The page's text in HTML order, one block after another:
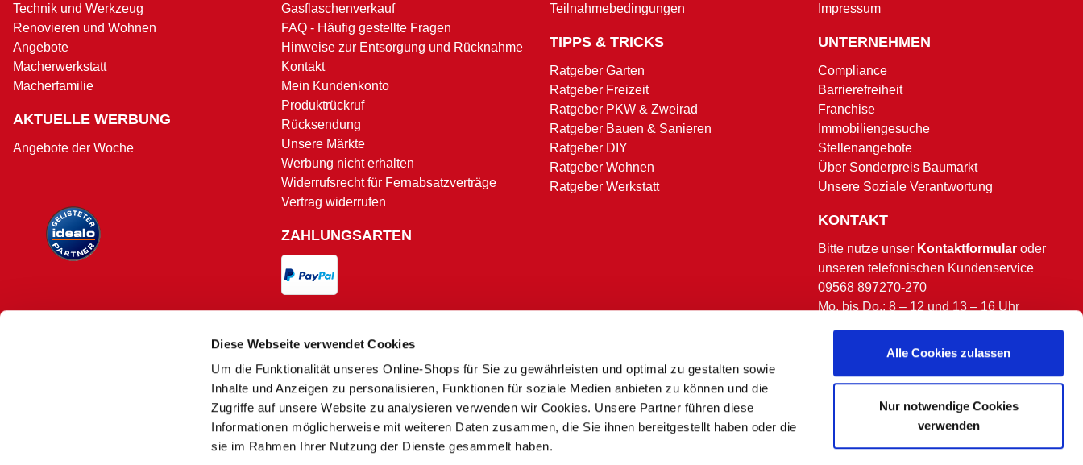
Diese Webseite verwendet Cookies
Um die Funktionalität unseres Online-Shops für Sie zu gewährleisten und optimal zu gestalten sowie
Inhalte und Anzeigen zu personalisieren, Funktionen für soziale Medien anbieten zu können und die
Zugriffe auf unsere Website zu analysieren verwenden wir Cookies. Unsere Partner führen diese
Informationen möglicherweise mit weiteren Daten zusammen, die Sie ihnen bereitgestellt haben oder die
sie im Rahmen Ihrer Nutzung der Dienste gesammelt haben.
Alle Cookies zulassen
Nur notwendige Cookies
verwenden
Technik und Werkzeug
Renovieren und Wohnen
Angebote
Macherwerkstatt
Macherfamilie
AKTUELLE WERBUNG
Angebote der Woche
Gasflaschenverkauf
FAQ - Häufig gestellte Fragen
Hinweise zur Entsorgung und Rücknahme
Kontakt
Mein Kundenkonto
Produktrückruf
Rücksendung
Unsere Märkte
Werbung nicht erhalten
Widerrufsrecht für Fernabsatzverträge
Vertrag widerrufen
ZAHLUNGSARTEN
Versand und Zahlungsbedingungen
Teilnahmebedingungen
TIPPS & TRICKS
Ratgeber Garten
Ratgeber Freizeit
Ratgeber PKW & Zweirad
Ratgeber Bauen & Sanieren
Ratgeber DIY
Ratgeber Wohnen
Ratgeber Werkstatt
Impressum
UNTERNEHMEN
Compliance
Barrierefreiheit
Franchise
Immobiliengesuche
Stellenangebote
Über Sonderpreis Baumarkt
Unsere Soziale Verantwortung
KONTAKT
Bitte nutze unser Kontaktformular oder
unseren telefonischen Kundenservice
09568 897270-270
Mo. bis Do.: 8 – 12 und 13 – 16 Uhr
Fr.: 8 – 13 Uhr.
(ausgenommen bundesweite & bayerische
* Alle Preise in Euro inkl. MwSt. und zzgl. Service- und Versandkosten.
** Ausgenommen Speditions- und Sperrgutzuschläge